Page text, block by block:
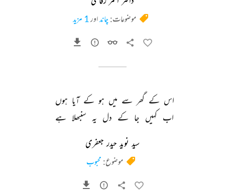
موضوعات: چانداور1 مزید
اس کے گھر سے میں ہو کے آیا ہوں
اب کہیں جا کے دل یہ سنبھلا ہے
سید نوید حیدر جعفری
موضوع: محبوب